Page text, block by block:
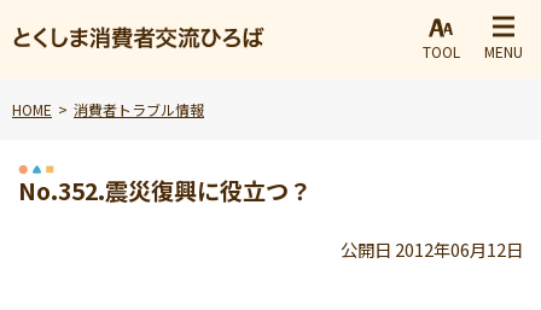
TOOL MENU
HOME 消費者トラブル情報
No.352.震災復興に役立つ？
公開日 2012年06月12日